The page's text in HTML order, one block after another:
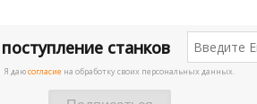
станков
Я даюсогласиена обработку своих персональных данных.